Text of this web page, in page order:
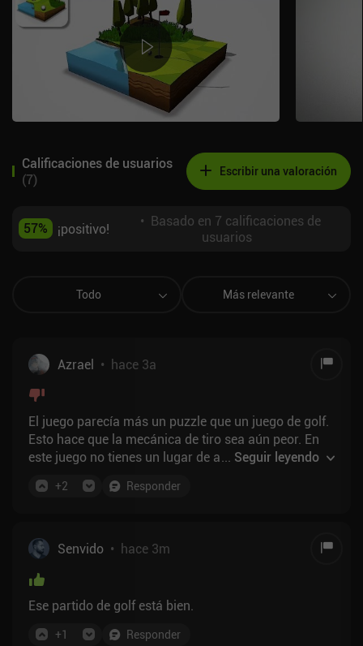
Calificaciones de usuarios
(7) Escribir una valoración
57% ¡positivo! • Basado en 7 calificaciones de
usuarios
Todo Más relevante
Azrael • hace 3a
El juego parecía más un puzzle que un juego de golf.
Esto hace que la mecánica de tiro sea aún peor. En
este juego no tienes un lugar de aterrizaje
radio de donde aterrizaría tu bola. Este tipo de rng
... Seguir leyendo
+2 Responder
Senvido • hace 3m
Ese partido de golf está bien.
+1 Responder